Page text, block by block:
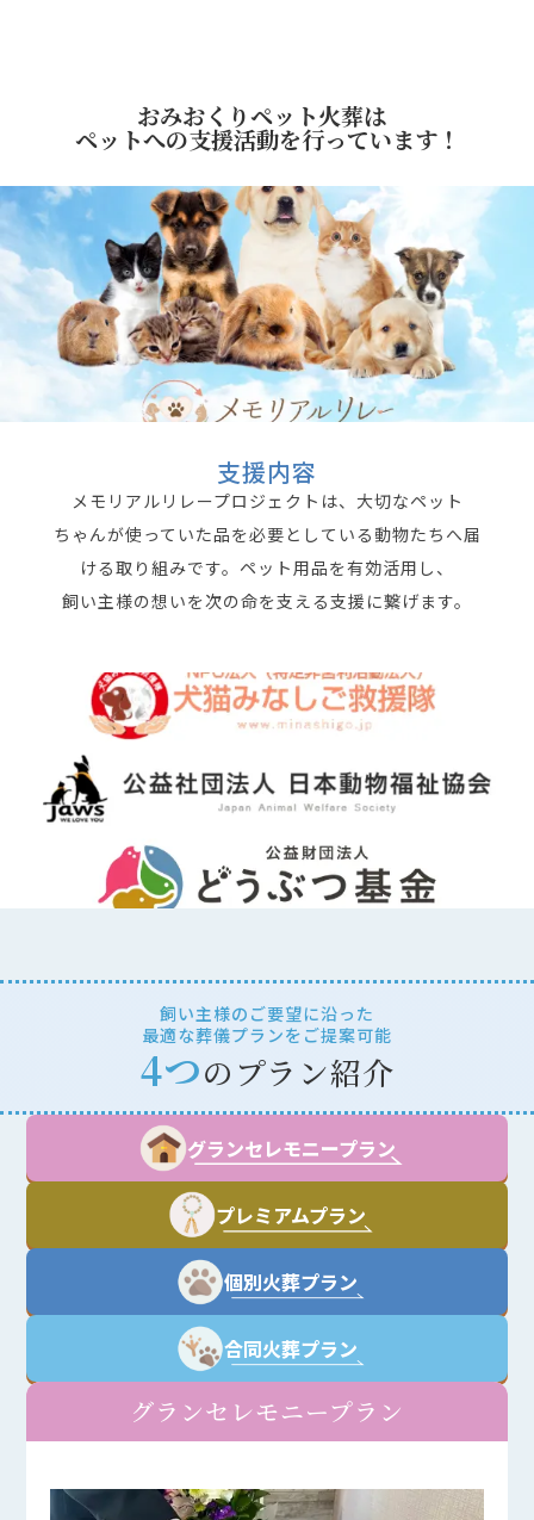
おみおくりペット火葬は
ペットへの支援活動を行っています！
支援内容
メモリアルリレープロジェクトは、大切なペット
ちゃんが使っていた品を必要としている動物たちへ届
ける取り組みです。ペット用品を有効活用し、
飼い主様の想いを次の命を支える支援に繋げます。
飼い主様のご要望に沿った
最適な葬儀プランをご提案可能
4つのプラン紹介
グランセレモニープラン
プレミアムプラン
個別火葬プラン
合同火葬プラン
グランセレモニープラン